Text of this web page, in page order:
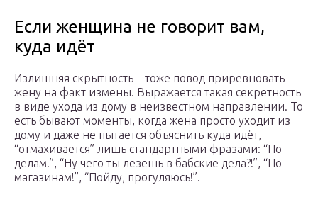
Если женщина не говорит вам,
куда идёт
Излишняя скрытность – тоже повод приревновать
жену на факт измены. Выражается такая секретность
в виде ухода из дому в неизвестном направлении. То
есть бывают моменты, когда жена просто уходит из
дому и даже не пытается объяснить куда идёт,
“отмахивается” лишь стандартными фразами: “По
делам!”, “Ну чего ты лезешь в бабские дела?!”, “По
магазинам!”, “Пойду, прогуляюсь!”.